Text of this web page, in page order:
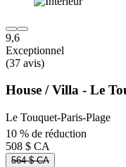
9,6
Exceptionnel
(37 avis)
House / Villa - Le
Le Touquet-Paris-Plage
10 % de réduction
508 $ CA
564 $ CA